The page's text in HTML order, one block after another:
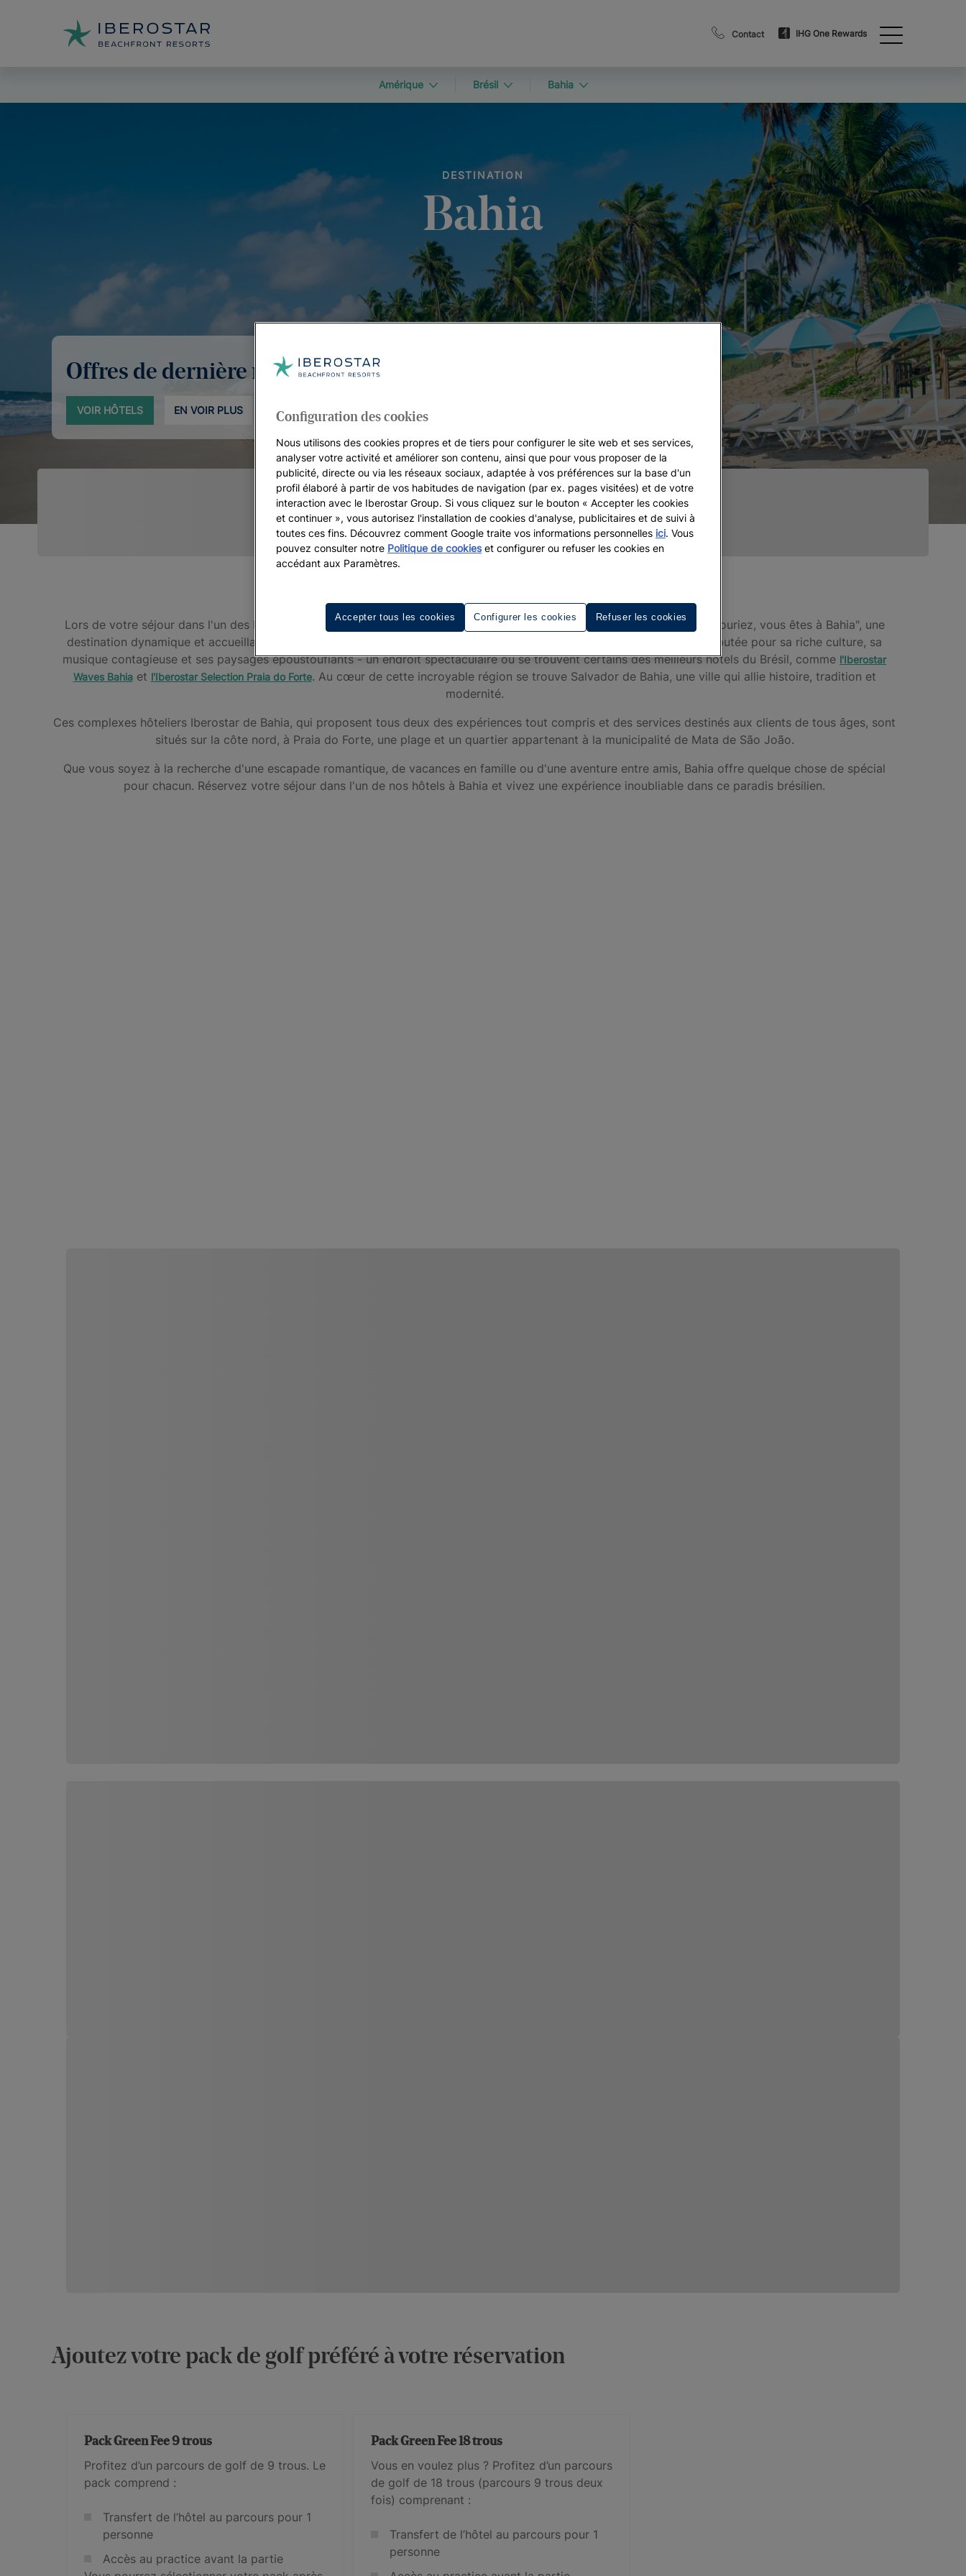
Contact IHG One Rewards
Amérique Brésil Bahia
DESTINATION
Bahia
Offres de dernière minute
VOIR HÔTELS EN VOIR PLUS
Lors de votre séjour dans l'un des États les plus chaleureux du Brésil, vous entendrez inévitablement le joyeux slogan "Souriez, vous êtes à Bahia", une
destination dynamique et accueillante qui vous attend à bras ouverts. Située sur la côte nord-est du Brésil, Bahia est réputée pour sa riche culture, sa
musique contagieuse et ses paysages époustouflants - un endroit spectaculaire où se trouvent certains des meilleurs hôtels du Brésil, comme l'Iberostar
Waves Bahiaet l'Iberostar Selection Praia do Forte. Au cœur de cette incroyable région se trouve Salvador de Bahia, une ville qui allie histoire, tradition et
modernité.
Ces complexes hôteliers Iberostar de Bahia, qui proposent tous deux des expériences tout compris et des services destinés aux clients de tous âges, sont
situés sur la côte nord, à Praia do Forte, une plage et un quartier appartenant à la municipalité de Mata de São João.
Que vous soyez à la recherche d'une escapade romantique, de vacances en famille ou d'une aventure entre amis, Bahia offre quelque chose de spécial
pour chacun. Réservez votre séjour dans l'un de nos hôtels à Bahia et vivez une expérience inoubliable dans ce paradis brésilien.
Ajoutez votre pack de golf préféré à votre réservation
Pack Green Fee 9 trous
Profitez d’un parcours de golf de 9 trous. Le
pack comprend :
Transfert de l’hôtel au parcours pour 1
personne
Accès au practice avant la partie
Pack Green Fee 18 trous
Vous en voulez plus ? Profitez d’un parcours
de golf de 18 trous (parcours 9 trous deux
fois) comprenant :
Transfert de l’hôtel au parcours pour 1
personne
Configuration des cookies
Nous utilisons des cookies propres et de tiers pour configurer le site web et ses services,
analyser votre activité et améliorer son contenu, ainsi que pour vous proposer de la
publicité, directe ou via les réseaux sociaux, adaptée à vos préférences sur la base d'un
profil élaboré à partir de vos habitudes de navigation (par ex. pages visitées) et de votre
interaction avec le Iberostar Group. Si vous cliquez sur le bouton « Accepter les cookies
et continuer », vous autorisez l'installation de cookies d'analyse, publicitaires et de suivi à
toutes ces fins. Découvrez comment Google traite vos informations personnelles ici. Vous
pouvez consulter notre Politique de cookieset configurer ou refuser les cookies en
accédant aux Paramètres.
Configurer les cookies Refuser les cookies
Accepter tous les cookies